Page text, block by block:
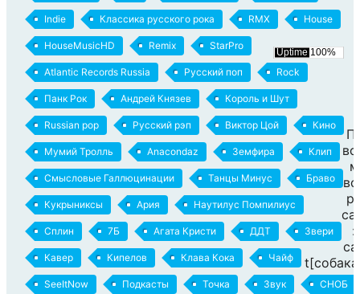
Indie Классика русского рока RMX House
HouseMusicHD Remix StarPro
Atlantic Records Russia Русский поп Rock
Панк Рок Андрей Князев Король и Шут
Russian pop Русский рэп Виктор Цой Кино
Мумий Тролль Anacondaz Земфира Клип
Смысловые Галлюцинации Танцы Минус Браво
Кукрыниксы Ария Наутилус Помпилиус
Сплин 7Б Агата Кристи ДДТ Звери
Кавер Кипелов Клава Кока Чайф
SeeItNow Подкасты Точка Звук СНОБ
м
: